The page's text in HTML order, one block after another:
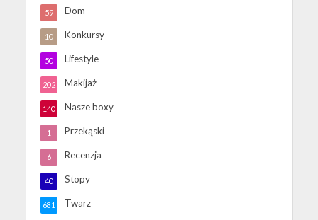
Dom
59
Konkursy
10
Lifestyle
50
Makijaż
202
Nasze boxy
140
Przekąski
1
Recenzja
6
Stopy
40
Twarz
681